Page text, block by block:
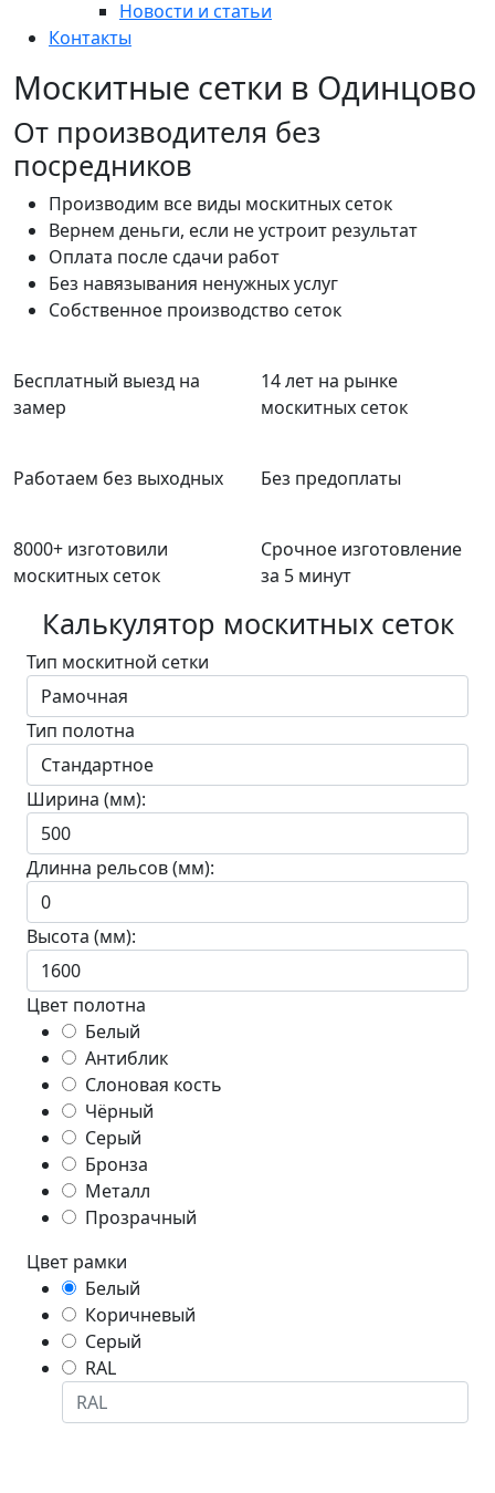
Новости и статьи
Контакты
Москитные сетки в Одинцово
От производителя без
посредников
Производим все виды москитных сеток
Вернем деньги, если не устроит результат
Оплата после сдачи работ
Без навязывания ненужных услуг
Собственное производство сеток
Бесплатный выезд на
замер
14 лет на рынке
москитных сеток
Работаем без выходных Без предоплаты
8000+ изготовили
москитных сеток
Срочное изготовление
за 5 минут
Калькулятор москитных сеток
Тип москитной сетки
Тип полотна
Ширина (мм):
Длинна рельсов (мм):
Высота (мм):
Цвет полотна
Белый
Антиблик
Слоновая кость
Чёрный
Серый
Бронза
Металл
Прозрачный
Цвет рамки
Белый
Коричневый
Серый
RAL